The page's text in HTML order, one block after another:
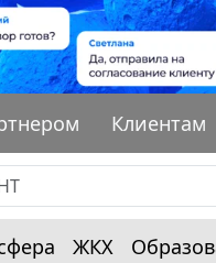
Клиентам
ЖКХ